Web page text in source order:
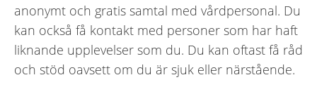
anonymt och gratis samtal med vårdpersonal. Du
kan också få kontakt med personer som har haft
liknande upplevelser som du. Du kan oftast få råd
och stöd oavsett om du är sjuk eller närstående.